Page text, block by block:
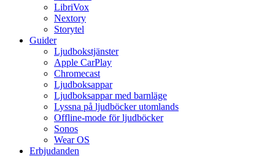
LibriVox
Nextory
Storytel
Guider
Ljudbokstjänster
Apple CarPlay
Chromecast
Ljudboksappar
Ljudboksappar med barnläge
Lyssna på ljudböcker utomlands
Offline-mode för ljudböcker
Sonos
Wear OS
Erbjudanden